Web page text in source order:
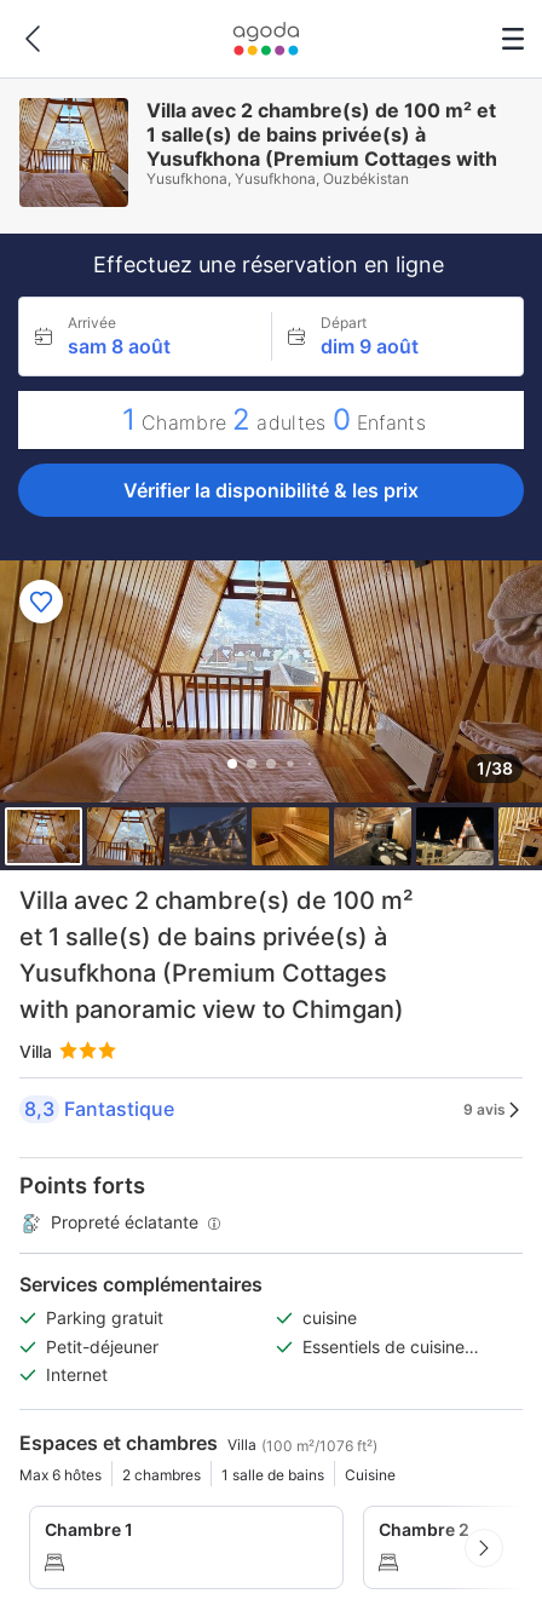
Villa avec 2 chambre(s) de 100 m² et
1 salle(s) de bains privée(s) à
Yusufkhona (Premium Cottages with
panoramic view to Chimgan)
Yusufkhona, Yusufkhona, Ouzbékistan
Effectuez une réservation en ligne
Arrivée
sam 8 août
Départ
dim 9 août
1 Chambre 2 adultes 0 Enfants
Vérifier la disponibilité & les prix
1/38
Villa avec 2 chambre(s) de 100 m²
et 1 salle(s) de bains privée(s) à
Yusufkhona (Premium Cottages
with panoramic view to Chimgan)
Villa
8,3 Fantastique 9 avis
Points forts
Propreté éclatante
Services complémentaires
Parking gratuit
cuisine
Petit-déjeuner
Essentiels de cuisine
épices)
Internet
Espaces et chambres Villa (100 m²/1076 ft²)
Max 6 hôtes
2 chambres 1 salle de bains Cuisine
Chambre 1 Chambre 2